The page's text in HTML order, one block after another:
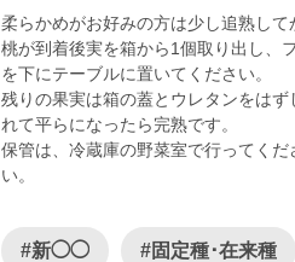
柔らかめがお好みの方は少し追熟し
桃が到着後実を箱から1個取り出し、
を下にテーブルに置いてください。
残りの果実は箱の蓋とウレタンをは
れて平らになったら完熟です。
保管は、冷蔵庫の野菜室で行ってく
い。
#新◯◯ #固定種･在来種